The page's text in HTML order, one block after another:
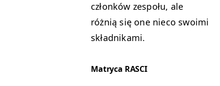
członków zespołu, ale
różnią się one nieco swoi­mi
składnikami.
Matryca RAS­CI